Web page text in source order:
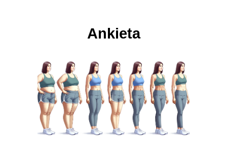
Ankieta